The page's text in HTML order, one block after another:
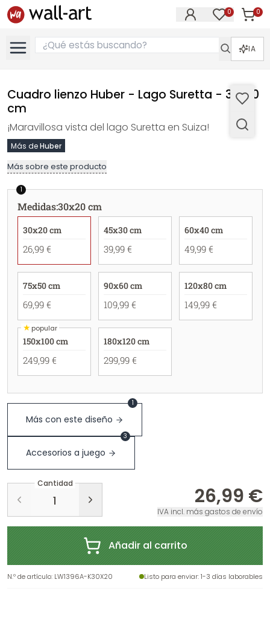
0 0
IA
Cuadro lienzo Huber - Lago Suretta - 30x20
cm
¡Maravillosa vista del lago Suretta en Suiza!
Más deHuber
Más sobre este producto
1
Medidas:30x20 cm
30x20 cm
26,99 €
45x30 cm
39,99 €
60x40 cm
49,99 €
75x50 cm
69,99 €
90x60 cm
109,99 €
120x80 cm
149,99 €
★popular
150x100 cm
249,99 €
180x120 cm
299,99 €
Más con este diseño
1
Accesorios a juego
3
Cantidad
26,99 €
IVA incl. más gastos de envío
Añadir al carrito
N.º de artículo: LW1396A-K30X20 Listo para enviar: 1-3 días laborables